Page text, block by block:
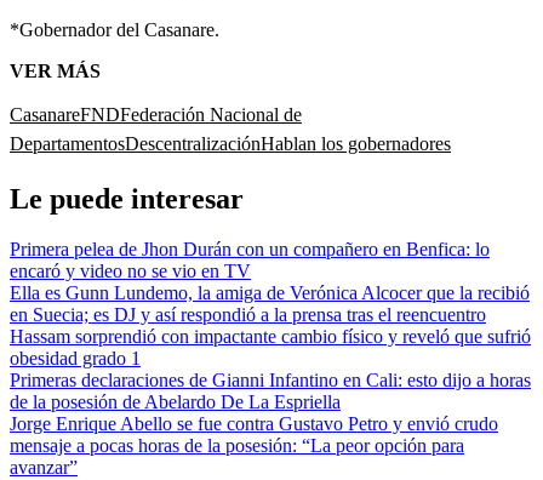
*Gobernador del Casanare.
VER MÁS
CasanareFNDFederación Nacional de
DepartamentosDescentralizaciónHablan los gobernadores
Le puede interesar
Primera pelea de Jhon Durán con un compañero en Benfica: lo
encaró y video no se vio en TV
Ella es Gunn Lundemo, la amiga de Verónica Alcocer que la recibió
en Suecia; es DJ y así respondió a la prensa tras el reencuentro
Hassam sorprendió con impactante cambio físico y reveló que sufrió
obesidad grado 1
Primeras declaraciones de Gianni Infantino en Cali: esto dijo a horas
de la posesión de Abelardo De La Espriella
Jorge Enrique Abello se fue contra Gustavo Petro y envió crudo
mensaje a pocas horas de la posesión: “La peor opción para
avanzar”